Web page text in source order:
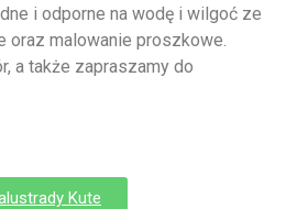
i odporne na wodę i wilgoć ze
oraz malowanie proszkowe.
a także zapraszamy do
Kute